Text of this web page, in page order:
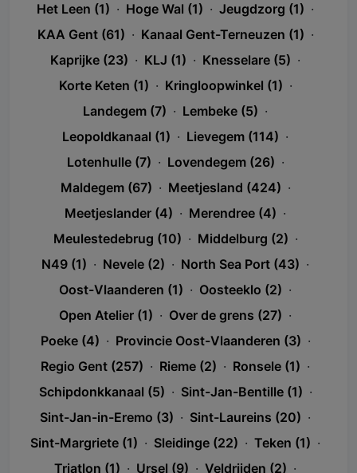
Het Leen (1) · Hoge Wal (1) · Jeugdzorg (1) ·
KAA Gent (61) · Kanaal Gent-Terneuzen (1) ·
Kaprijke (23) · KLJ (1) · Knesselare (5) ·
Korte Keten (1) · Kringloopwinkel (1) ·
Landegem (7) · Lembeke (5) ·
Leopoldkanaal (1) · Lievegem (114) ·
Lotenhulle (7) · Lovendegem (26) ·
Maldegem (67) · Meetjesland (424) ·
Meetjeslander (4) · Merendree (4) ·
Meulestedebrug (10) · Middelburg (2) ·
N49 (1) · Nevele (2) · North Sea Port (43) ·
Oost-Vlaanderen (1) · Oosteeklo (2) ·
Open Atelier (1) · Over de grens (27) ·
Poeke (4) · Provincie Oost-Vlaanderen (3) ·
Regio Gent (257) · Rieme (2) · Ronsele (1) ·
Schipdonkkanaal (5) · Sint-Jan-Bentille (1) ·
Sint-Jan-in-Eremo (3) · Sint-Laureins (20) ·
Sint-Margriete (1) · Sleidinge (22) · Teken (1) ·
Triatlon (1) · Ursel (9) · Veldrijden (2) ·